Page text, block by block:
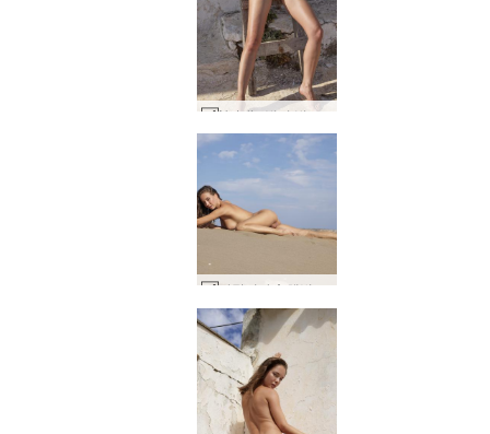
Natalia 벌거 벗은 마을 소녀 #6
나탈리아 A 해변 노출증 #6